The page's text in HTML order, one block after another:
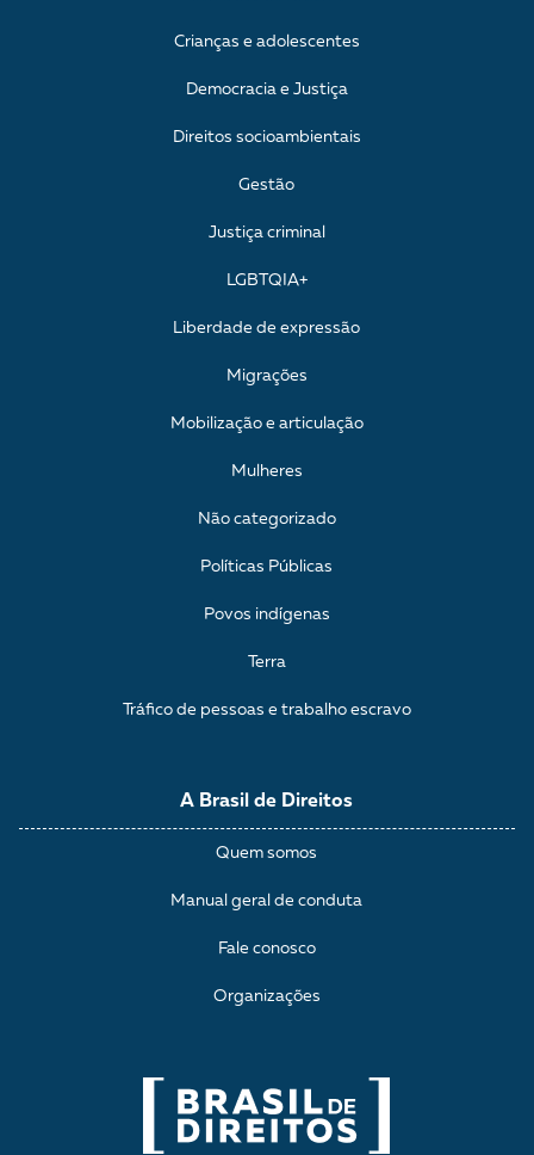
A Brasil de Direitos
Quem somos
Manual geral de conduta
Fale conosco
Organizações
Crianças e adolescentes
Democracia e Justiça
Direitos socioambientais
Gestão
Justiça criminal
LGBTQIA+
Liberdade de expressão
Migrações
Mobilização e articulação
Mulheres
Não categorizado
Políticas Públicas
Povos indígenas
Terra
Tráfico de pessoas e trabalho escravo